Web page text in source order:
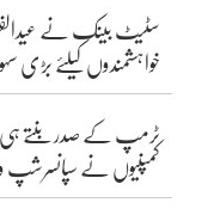
سٹیٹ بینک نے
خواہشمندوں کیلئے بڑی
ٹرمپ کے صدر بنتے ہی سان
کمپنیوں نے